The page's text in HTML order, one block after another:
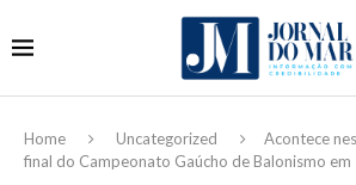
Home Uncategorized
Acontece
final do Campeonato Gaúcho de Balonismo em